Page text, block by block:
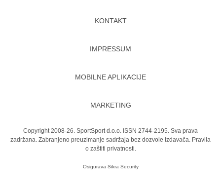
KONTAKT
IMPRESSUM
MOBILNE APLIKACIJE
MARKETING
Copyright 2008-26. SportSport d.o.o. ISSN 2744-2195. Sva prava
zadržana. Zabranjeno preuzimanje sadržaja bez dozvole izdavača. Pravila
o zaštiti privatnosti.
Osigurava Sikra Security